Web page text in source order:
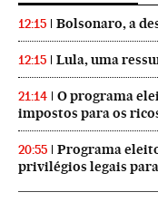
12:15 Bolsonaro, a
12:15 Lula, uma
21:14
O programa
impostos para os
20:55
Programa
privilégios legais